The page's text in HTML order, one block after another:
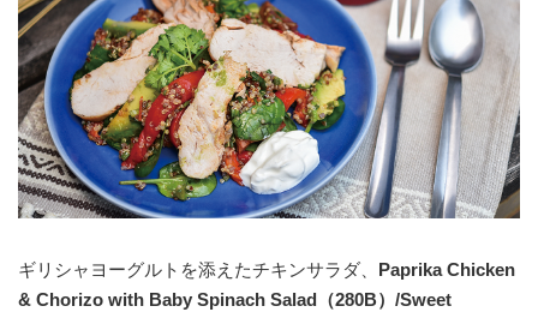
ギリシャヨーグルトを添えたチキンサラダ、 Paprika Chicken
& Chorizo with Baby Spinach Salad（280B）/Sweet